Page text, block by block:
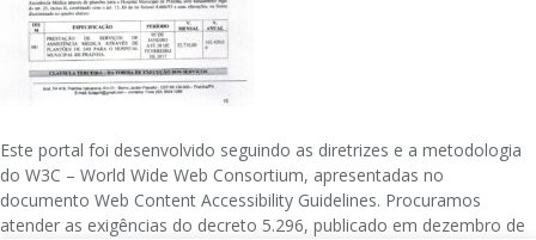
Este portal foi desenvolvido seguindo as diretrizes e a metodologia
do W3C – World Wide Web Consortium, apresentadas no
documento Web Content Accessibility Guidelines. Procuramos
atender as exigências do decreto 5.296, publicado em dezembro de